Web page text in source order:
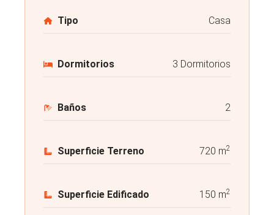
Tipo Casa
Dormitorios 3 Dormitorios
Baños 2
Superficie Terreno 720 m2
Superficie Edificado 150 m2